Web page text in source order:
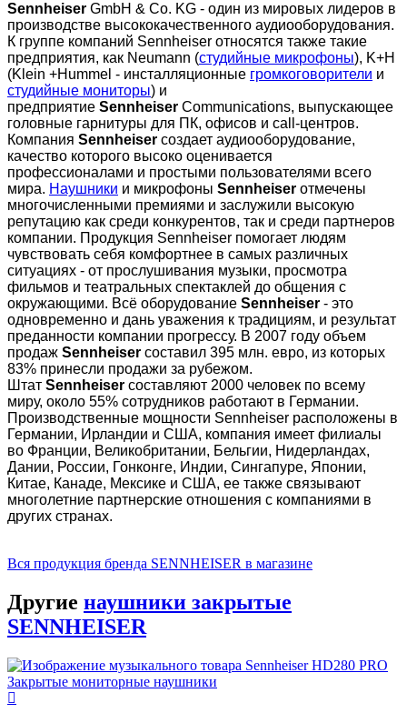
Sennheiser GmbH & Co. KG - один из мировых лидеров в
производстве высококачественного аудиооборудования.
К группе компаний Sennheiser относятся также такие
предприятия, как Neumann (студийные микрофоны), K+H
(Klein +Hummel - инсталляционные громкоговорители и
студийные мониторы) и
предприятие Sennheiser Communications, выпускающее
головные гарнитуры для ПК, офисов и call-центров.
Компания Sennheiser создает аудиооборудование,
качество которого высоко оценивается
профессионалами и простыми пользователями всего
мира. Наушники и микрофоны Sennheiser отмечены
многочисленными премиями и заслужили высокую
репутацию как среди конкурентов, так и среди партнеров
компании. Продукция Sennheiser помогает людям
чувствовать себя комфортнее в самых различных
ситуациях - от прослушивания музыки, просмотра
фильмов и театральных спектаклей до общения с
окружающими. Всё оборудование Sennheiser - это
одновременно и дань уважения к традициям, и результат
преданности компании прогрессу. В 2007 году объем
продаж Sennheiser составил 395 млн. евро, из которых
83% принесли продажи за рубежом.
Штат Sennheiser составляют 2000 человек по всему
миру, около 55% сотрудников работают в Германии.
Производственные мощности Sennheiser расположены в
Германии, Ирландии и США, компания имеет филиалы
во Франции, Великобритании, Бельгии, Нидерландах,
Дании, России, Гонконге, Индии, Сингапуре, Японии,
Китае, Канаде, Мексике и США, ее также связывают
многолетние партнерские отношения с компаниями в
других странах.
Вся продукция бренда SENNHEISER в магазине
Другие наушники закрытые
SENNHEISER